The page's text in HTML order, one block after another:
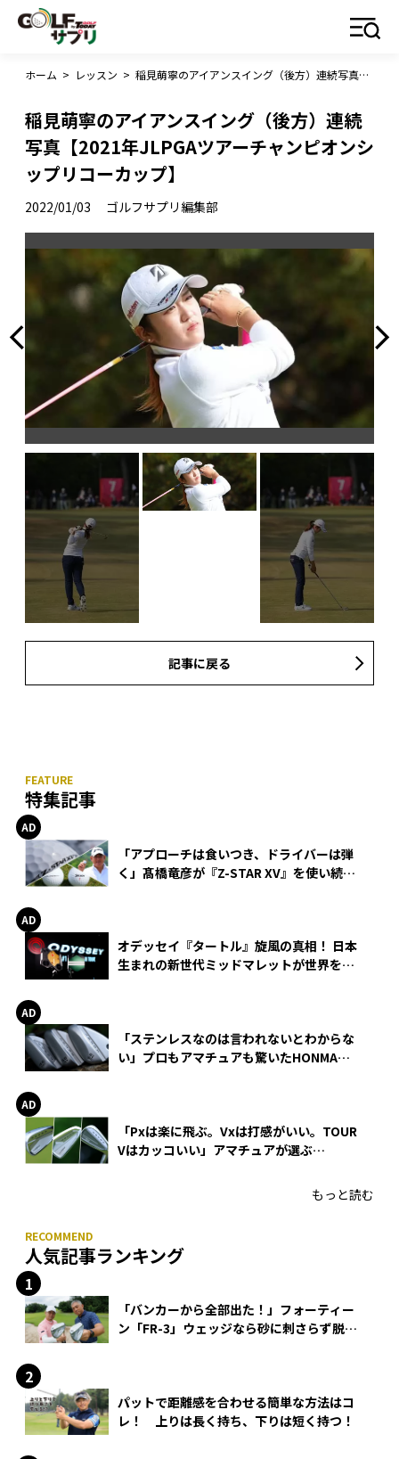
ホーム > レッスン > 稲見萌寧のアイアンスイング（後方）連続写真【2021年JLPGAツアーチャンピオンシップリコーカップ】
稲見萌寧のアイアンスイング（後方）連続
写真【2021年JLPGAツアーチャンピオンシ
ップリコーカップ】
2022/01/03 ゴルフサプリ編集部
記事に戻る
特集記事
「アプローチは食いつき、ドライバーは弾
く」髙橋竜彦が『Z-STAR XV』を使い続け
オデッセイ『タートル』旋風の真相！ 日本
生まれの新世代ミッドマレットが世界を席
「ステンレスなのは言われないとわからな
い」プロもアマチュアも驚いたHONMA
「Pxは楽に飛ぶ。Vxは打感がいい。TOUR
Vはカッコいい」アマチュアが選ぶ
もっと読む
人気記事ランキング
「バンカーから全部出た！」フォーティー
ン「FR-3」ウェッジなら砂に刺さらず脱出
パットで距離感を合わせる簡単な方法はコ
レ！ 上りは長く持ち、下りは短く持つ！